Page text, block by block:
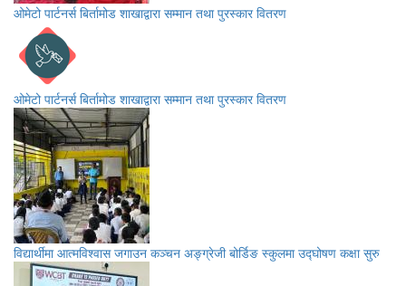
ओमेटो पार्टनर्स बिर्तामोड शाखाद्वारा सम्मान तथा पुरस्कार वितरण
ओमेटो पार्टनर्स बिर्तामोड शाखाद्वारा सम्मान तथा पुरस्कार वितरण
विद्यार्थीमा आत्मविश्वास जगाउन कञ्चन अङ्ग्रेजी बोर्डिङ स्कुलमा उद्घोषण कक्षा सुरु